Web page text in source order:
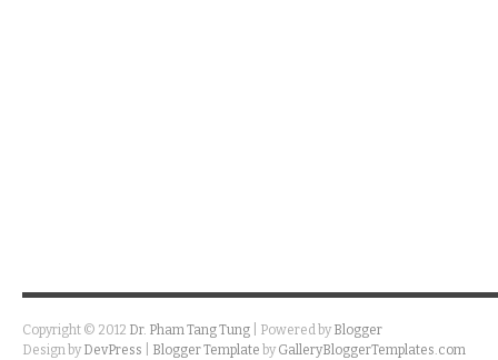
Copyright © 2012 Dr. Pham Tang Tung | Powered by Blogger
Design by DevPress Blogger Template by GalleryBloggerTemplates.com